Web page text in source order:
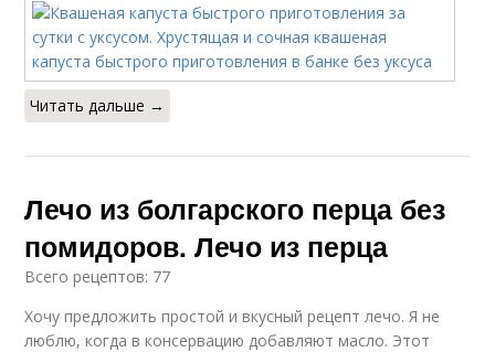
Читать дальше →
Лечо из болгарского перца без
помидоров. Лечо из перца
Всего рецептов: 77
Хочу предложить простой и вкусный рецепт лечо. Я не
люблю, когда в консервацию добавляют масло. Этот